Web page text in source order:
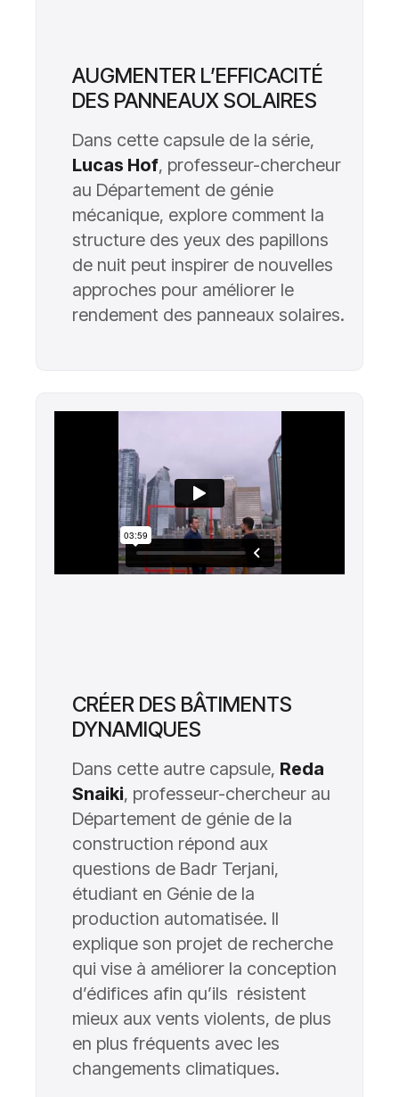
AUGMENTER L’EFFICACITÉ
DES PANNEAUX SOLAIRES
Dans cette capsule de la série,
Lucas Hof, professeur-chercheur
au Département de génie
mécanique, explore comment la
structure des yeux des papillons
de nuit peut inspirer de nouvelles
approches pour améliorer le
rendement des panneaux solaires.
CRÉER DES BÂTIMENTS
DYNAMIQUES
Dans cette autre capsule, Reda
Snaiki, professeur-chercheur au
Département de génie de la
construction répond aux
questions de Badr Terjani,
étudiant en Génie de la
production automatisée. Il
explique son projet de recherche
qui vise à améliorer la conception
d’édifices afin qu’ils résistent
mieux aux vents violents, de plus
en plus fréquents avec les
changements climatiques.